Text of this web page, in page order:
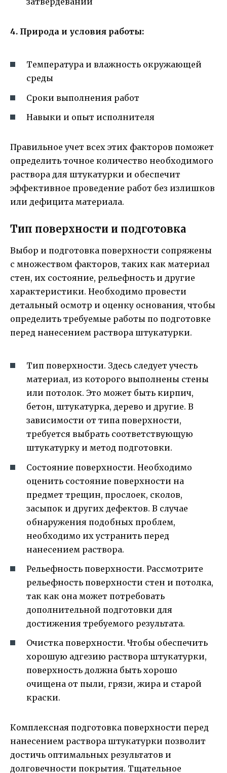
4. Природа и условия работы:
Температура и влажность окружающей
среды
Сроки выполнения работ
Навыки и опыт исполнителя
Правильное учет всех этих факторов поможет
определить точное количество необходимого
раствора для штукатурки и обеспечит
эффективное проведение работ без излишков
или дефицита материала.
Тип поверхности и подготовка
Выбор и подготовка поверхности сопряжены
с множеством факторов, таких как материал
стен, их состояние, рельефность и другие
характеристики. Необходимо провести
детальный осмотр и оценку основания, чтобы
определить требуемые работы по подготовке
перед нанесением раствора штукатурки.
Тип поверхности. Здесь следует учесть
материал, из которого выполнены стены
или потолок. Это может быть кирпич,
бетон, штукатурка, дерево и другие. В
зависимости от типа поверхности,
требуется выбрать соответствующую
штукатурку и метод подготовки.
Состояние поверхности. Необходимо
оценить состояние поверхности на
предмет трещин, прослоек, сколов,
засыпок и других дефектов. В случае
обнаружения подобных проблем,
необходимо их устранить перед
нанесением раствора.
Рельефность поверхности. Рассмотрите
рельефность поверхности стен и потолка,
так как она может потребовать
дополнительной подготовки для
достижения требуемого результата.
Очистка поверхности. Чтобы обеспечить
хорошую адгезию раствора штукатурки,
поверхность должна быть хорошо
очищена от пыли, грязи, жира и старой
краски.
Комплексная подготовка поверхности перед
нанесением раствора штукатурки позволит
достичь оптимальных результатов и
долговечности покрытия. Тщательное